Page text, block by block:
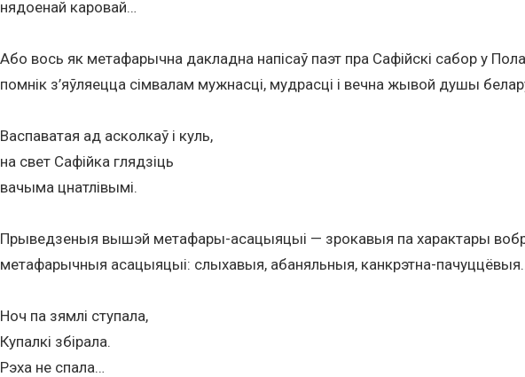
нядоенай каровай…
Або вось як метафарычна дакладна напісаў паэт пра Сафійскі сабор у
помнік з’яўляецца сімвалам мужнасці, мудрасці і вечна жывой душы
Васпаватая ад асколкаў і куль,
на свет Сафійка глядзіць
вачыма цнатлівымі.
Прыведзеныя вышэй метафары-асацыяцыі — зрокавыя па характары
метафарычныя асацыяцыі: слыхавыя, абаняльныя, канкрэтна-
Ноч па зямлі ступала,
Купалкі збірала.
Рэха не спала…